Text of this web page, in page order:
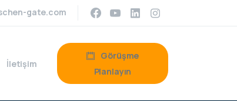
gate.com
İletişim
Görüşme
Planlayın